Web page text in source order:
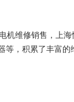
机维修销售，上
，积累了丰富